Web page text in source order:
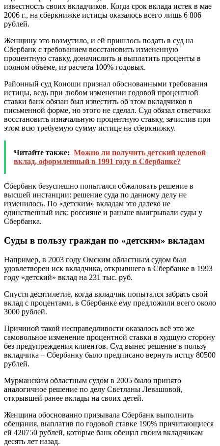
известность своих вкладчиков. Когда срок вклада истек в мае
2006 г., на сберкнижке истицы оказалось всего лишь 6 806
рублей.
Женщину это возмутило, и ей пришлось подать в суд на
Сбербанк с требованием восстановить измененную
процентную ставку, доначислить и выплатить проценты в
полном объеме, из расчета 100% годовых.
Районный суд Коноши признал обоснованными требования
истицы, ведь при любом изменении годовой процентной
ставки банк обязан был известить об этом вкладчиков в
письменной форме, но этого не сделал. Суд обязал ответчика
восстановить изначальную процентную ставку, зачислив при
этом всю требуемую сумму истице на сберкнижку.
Читайте также: Можно ли получить детский целевой
вклад, оформленный в 1991 году в Сбербанке?
Сбербанк безуспешно попытался обжаловать решение в
высшей инстанции: решение суда по данному делу не
изменилось. По «детским» вкладам это далеко не
единственный иск: россияне и раньше выигрывали суды у
Сбербанка.
Суды в пользу граждан по «детским» вкладам
Например, в 2003 году Омским областным судом был
удовлетворен иск вкладчика, открывшего в Сбербанке в 1993
году «детский» вклад на 231 тыс. руб.
Спустя десятилетие, когда вкладчик попытался забрать свой
вклад с процентами, в Сбербанке ему предложили всего около
3000 рублей.
Причиной такой несправедливости оказалось всё это же
самовольное изменение процентной ставки в худшую сторону
без предупреждения клиентов. Суд вынес решение в пользу
вкладчика – Сбербанку было предписано вернуть истцу 80500
рублей.
Мурманским областным судом в 2005 было принято
аналогичное решение по делу Светланы Левашовой,
открывшей ранее вклады на своих детей.
Женщина обоснованно призывала Сбербанк выполнить
обещания, выплатив по годовой ставке 190% причитающиеся
ей 420750 рублей, которые банк обещал своим вкладчикам
десять лет назад.